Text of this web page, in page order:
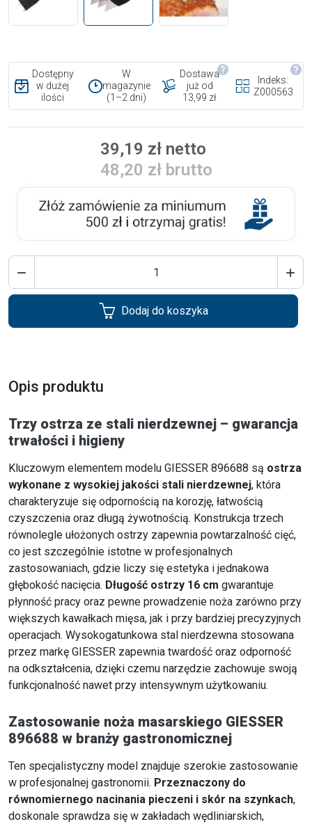
Dostępny
w dużej
ilości
W
magazynie
(1–2 dni)
Dostawa
już od
13,99 zł
Indeks:
Z000563
39,19 zł netto
48,20 zł brutto
 
Dodaj do koszyka
Opis produktu
Trzy ostrza ze stali nierdzewnej – gwarancja
trwałości i higieny
Kluczowym elementem modelu GIESSER 896688 są ostrza
wykonane z wysokiej jakości stali nierdzewnej, która
charakteryzuje się odpornością na korozję, łatwością
czyszczenia oraz długą żywotnością. Konstrukcja trzech
równolegle ułożonych ostrzy zapewnia powtarzalność cięć,
co jest szczególnie istotne w profesjonalnych
zastosowaniach, gdzie liczy się estetyka i jednakowa
głębokość nacięcia. Długość ostrzy 16 cm gwarantuje
płynność pracy oraz pewne prowadzenie noża zarówno przy
większych kawałkach mięsa, jak i przy bardziej precyzyjnych
operacjach. Wysokogatunkowa stal nierdzewna stosowana
przez markę GIESSER zapewnia twardość oraz odporność
na odkształcenia, dzięki czemu narzędzie zachowuje swoją
funkcjonalność nawet przy intensywnym użytkowaniu.
Zastosowanie noża masarskiego GIESSER
896688 w branży gastronomicznej
Ten specjalistyczny model znajduje szerokie zastosowanie
w profesjonalnej gastronomii. Przeznaczony do
równomiernego nacinania pieczeni i skór na szynkach,
doskonale sprawdza się w zakładach wędliniarskich,